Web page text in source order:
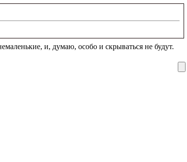
и, думаю, особо и скрываться не будут.